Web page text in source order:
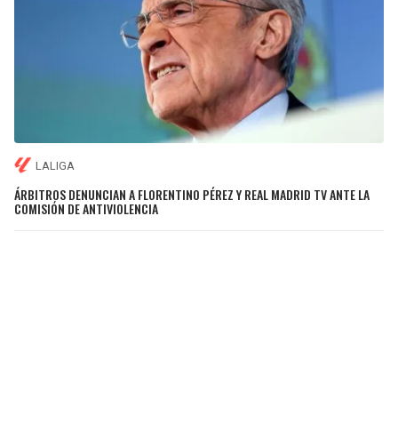
LALIGA
ÁRBITROS DENUNCIAN A FLORENTINO PÉREZ Y REAL MADRID TV ANTE LA
COMISIÓN DE ANTIVIOLENCIA